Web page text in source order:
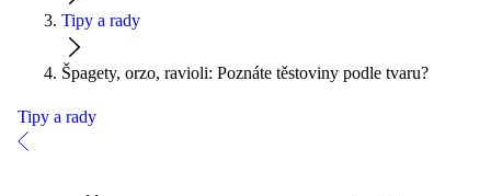
Tipy a rady
Špagety, orzo, ravioli: Poznáte těstoviny podle tvaru?
Tipy a rady